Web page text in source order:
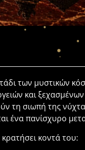
των μυστικών
και
τη σιωπή της
ένα πανίσχυρο
κοντά του: